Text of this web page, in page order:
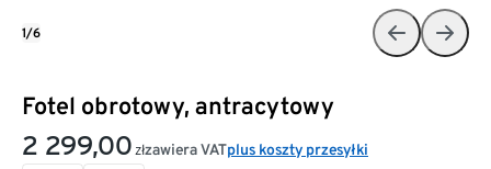
Fotel obrotowy, antracytowy
2 299,00 złzawiera VATplus koszty przesyłki
1/6